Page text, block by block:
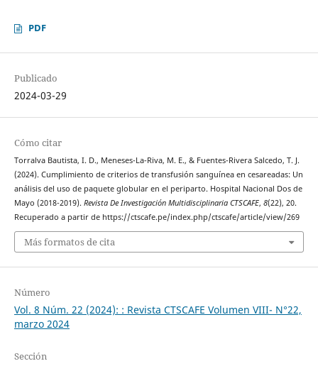
PDF
Publicado
2024-03-29
Cómo citar
Torralva Bautista, I. D., Meneses-La-Riva, M. E., & Fuentes-Rivera Salcedo, T. J.
(2024). Cumplimiento de criterios de transfusión sanguínea en cesareadas: Un
análisis del uso de paquete globular en el periparto. Hospital Nacional Dos de
Mayo (2018-2019). Revista De Investigación Multidisciplinaria CTSCAFE, 8(22), 20.
Recuperado a partir de https://ctscafe.pe/index.php/ctscafe/article/view/269
Más formatos de cita
Número
Vol. 8 Núm. 22 (2024): : Revista CTSCAFE Volumen VIII- N°22,
marzo 2024
Sección